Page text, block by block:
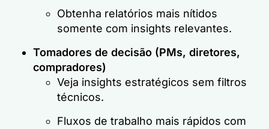
Obtenha relatórios mais nítidos
somente com insights relevantes.
Tomadores de decisão (PMs, diretores,
compradores)
Veja insights estratégicos sem filtros
técnicos.
Fluxos de trabalho mais rápidos com